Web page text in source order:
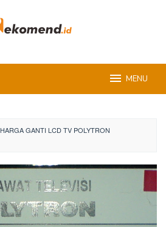
MENU
HARGA GANTI LCD TV POLYTRON